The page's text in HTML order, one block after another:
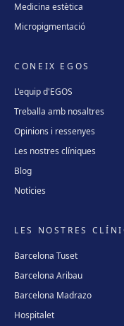
Medicina estètica
Micropigmentació
CONEIX EGOS
L'equip d'EGOS
Treballa amb nosaltres
Opinions i ressenyes
Les nostres clíniques
Blog
Notícies
LES NOSTRES
Barcelona Tuset
Barcelona Aribau
Barcelona Madrazo
Hospitalet